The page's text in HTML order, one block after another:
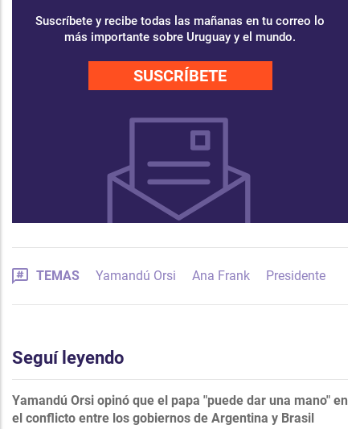
Suscríbete y recibe todas las mañanas en tu correo lo
más importante sobre Uruguay y el mundo.
SUSCRÍBETE
TEMAS Yamandú Orsi Ana Frank Presidente
Seguí leyendo
Yamandú Orsi opinó que el papa "puede dar una mano" en
el conflicto entre los gobiernos de Argentina y Brasil